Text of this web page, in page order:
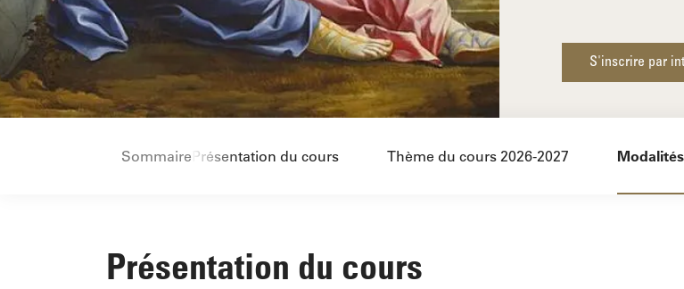
S'inscrire par
Sommaire Présentation du cours Thème du cours 2026-2027
Présentation du cours